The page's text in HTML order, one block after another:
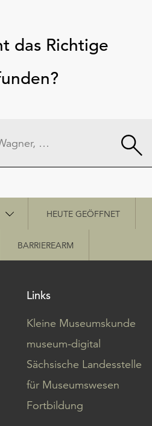
das Richtige
HEUTE GEÖFFNET
BARRIEREARM
Links
Kleine Museumskunde
museum-digital
Sächsische Landesstelle
für Museumswesen
Fortbildung